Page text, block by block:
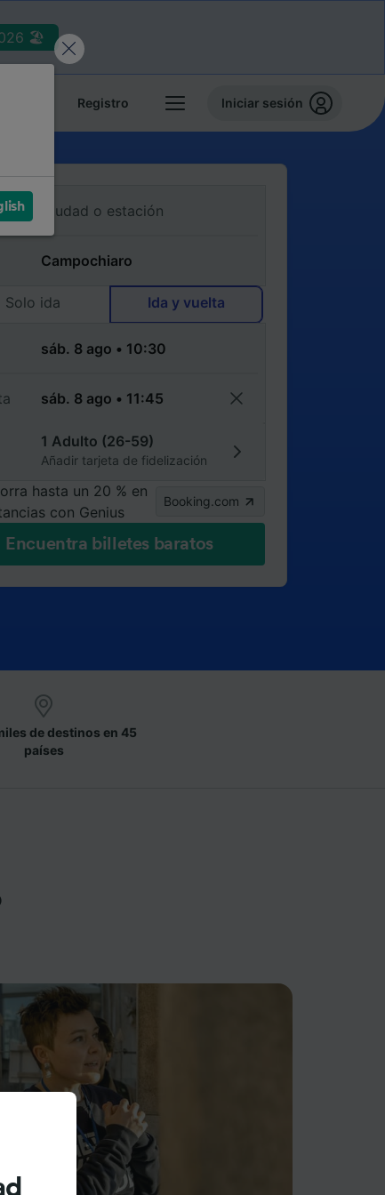
🏖️
Registro Iniciar sesión
Solo ida Ida y vuelta
1 Adulto (26-59)
Añadir tarjeta de fidelización
hasta un 20 % en
con Genius
Booking.com
Encuentra billetes baratos
de destinos en 45
países